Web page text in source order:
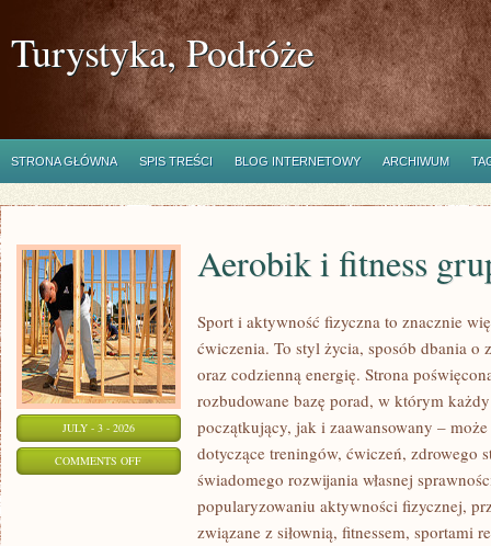
Turystyka, Podróże
STRONA GŁÓWNA SPIS TREŚCI BLOG INTERNETOWY ARCHIWUM
JULY - 3 - 2026
COMMENTS OFFON
Aerobik i fitness
Sport i aktywność fizyczna to znacznie
ćwiczenia. To styl życia, sposób dbania o
oraz codzienną energię. Strona
rozbudowane bazę porad, w którym
początkujący, jak i zaawansowany –
dotyczące treningów, ćwiczeń, zdrowego
świadomego rozwijania własnej
popularyzowaniu aktywności fizycznej,
związane z siłownią, fitnessem, sportami